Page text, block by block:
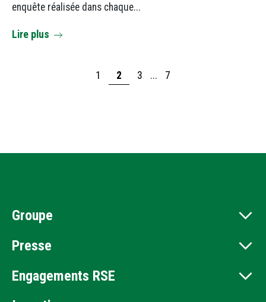
enquête réalisée dans chaque...
Lire plus
1 2 3 ... 7
Groupe
Presse
Engagements RSE